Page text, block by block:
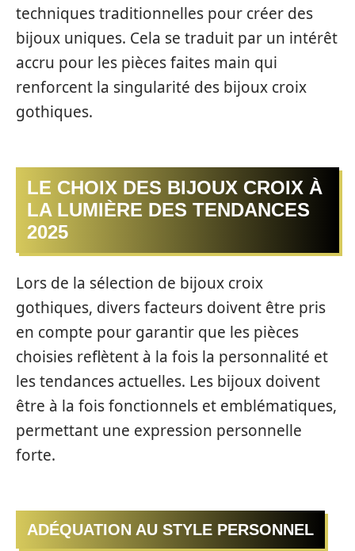
techniques traditionnelles pour créer des
bijoux uniques. Cela se traduit par un intérêt
accru pour les pièces faites main qui
renforcent la singularité des bijoux croix
gothiques.
LE CHOIX DES BIJOUX CROIX À
LA LUMIÈRE DES TENDANCES
2025
Lors de la sélection de bijoux croix
gothiques, divers facteurs doivent être pris
en compte pour garantir que les pièces
choisies reflètent à la fois la personnalité et
les tendances actuelles. Les bijoux doivent
être à la fois fonctionnels et emblématiques,
permettant une expression personnelle
forte.
ADÉQUATION AU STYLE PERSONNEL